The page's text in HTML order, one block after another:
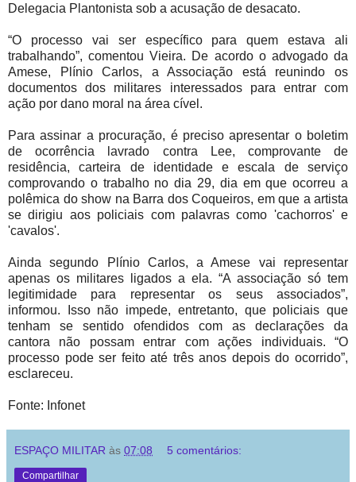
Delegacia Plantonista sob a acusação de desacato.
“O processo vai ser específico para quem estava ali
trabalhando”, comentou Vieira. De acordo o advogado da
Amese, Plínio Carlos, a Associação está reunindo os
documentos dos militares interessados para entrar com
ação por dano moral na área cível.
Para assinar a procuração, é preciso apresentar o boletim
de ocorrência lavrado contra Lee, comprovante de
residência, carteira de identidade e escala de serviço
comprovando o trabalho no dia 29, dia em que ocorreu a
polêmica do show na Barra dos Coqueiros, em que a artista
se dirigiu aos policiais com palavras como 'cachorros' e
'cavalos'.
Ainda segundo Plínio Carlos, a Amese vai representar
apenas os militares ligados a ela. “A associação só tem
legitimidade para representar os seus associados”,
informou. Isso não impede, entretanto, que policiais que
tenham se sentido ofendidos com as declarações da
cantora não possam entrar com ações individuais. “O
processo pode ser feito até três anos depois do ocorrido”,
esclareceu.
Fonte: Infonet
ESPAÇO MILITAR às 07:08 5 comentários:
Compartilhar